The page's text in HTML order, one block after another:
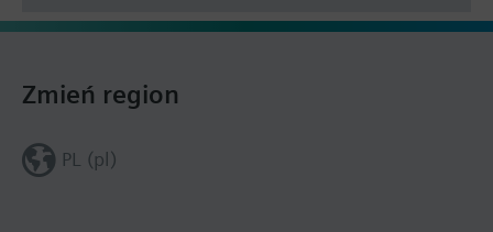
Zmień region
PL (pl)